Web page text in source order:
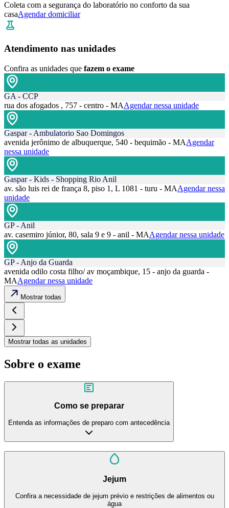
Coleta com a segurança do laboratório no conforto da sua
casaAgendar domiciliar
Atendimento nas unidades
Confira as unidades que fazem o exame
GA - CCP
rua dos afogados , 757 - centro - MAAgendar nessa unidade
Gaspar - Ambulatorio Sao Domingos
avenida jerônimo de albuquerque, 540 - bequimão - MAAgendar
nessa unidade
Gaspar - Kids - Shopping Rio Anil
av. são luis rei de frança 8, piso 1, L 1081 - turu - MAAgendar nessa
unidade
GP - Anil
av. casemiro júnior, 80, sala 9 e 9 - anil - MAAgendar nessa unidade
GP - Anjo da Guarda
avenida odilo costa filho/ av moçambique, 15 - anjo da guarda -
MAAgendar nessa unidade
Mostrar todas
Mostrar todas as unidades
Sobre o exame
Como se preparar
Entenda as informações de preparo com antecedência
Jejum
Confira a necessidade de jejum prévio e restrições de alimentos ou
água